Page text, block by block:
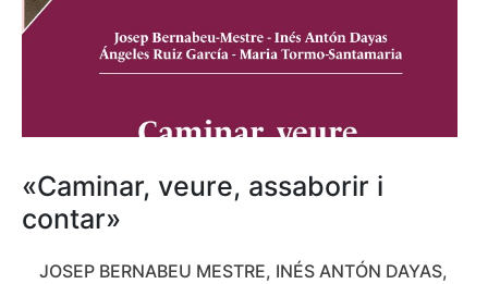
«Caminar, veure, assaborir i
contar»
JOSEP BERNABEU MESTRE, INÉS ANTÓN DAYAS,